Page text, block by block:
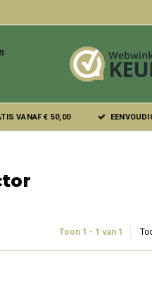
VANAF € 50,00
Toon 1 - 1 van 1